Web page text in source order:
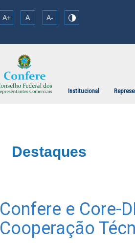
A+ A A-
Institucional
Destaques
Confere e Core-
Cooperação